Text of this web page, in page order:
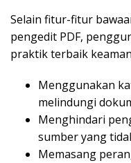
Selain fitur-fitur
pengedit PDF,
praktik terbaik
Menggunakan
melindungi
Menghindari
sumber yang
Memasang